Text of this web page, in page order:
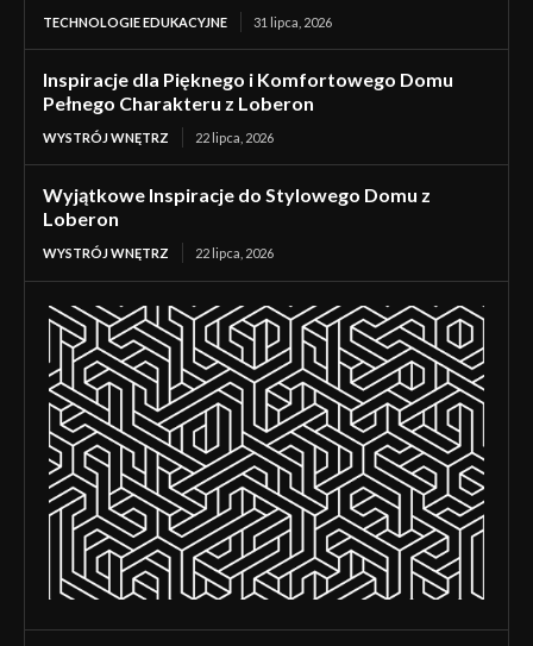
TECHNOLOGIE EDUKACYJNE 31 lipca, 2026
Inspiracje dla Pięknego i Komfortowego Domu
Pełnego Charakteru z Loberon
WYSTRÓJ WNĘTRZ 22 lipca, 2026
Wyjątkowe Inspiracje do Stylowego Domu z
Loberon
WYSTRÓJ WNĘTRZ 22 lipca, 2026